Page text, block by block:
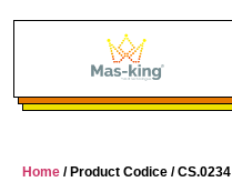
Home / Product Codice / CS.0234